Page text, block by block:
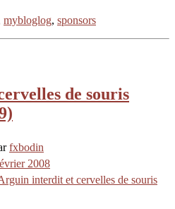
mybloglog, sponsors
de souris
fxbodin
2008
interdit et cervelles de souris